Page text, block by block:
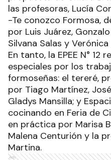
las profesoras, Lucía
-Te conozco Formosa,
por Luis Juárez,
Silvana Salas y Verónica
En tanto, la EPEE N° 12
especiales por los
formoseñas: el tereré,
por Tiago Martínez,
Gladys Mansilla; y
cocinando en Feria de
en práctica por Marisa
Malena Centurión y la
Martina.
Ads